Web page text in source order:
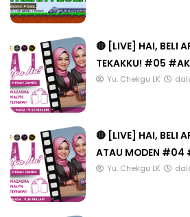
🔴 [LIVE] HAI, BELI
TEKAKKU! #05
Yu. Chekgu LK
🔴 [LIVE] HAI, BELI
ATAU MODEN #04
Yu. Chekgu LK